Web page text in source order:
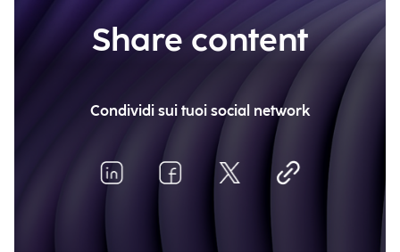
Share content
Condividi sui tuoi social network